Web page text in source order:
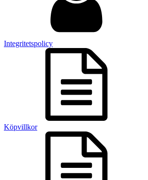
Integritetspolicy
Köpvillkor